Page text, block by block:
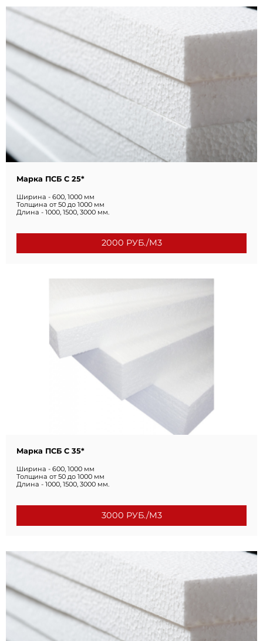
Марка ПСБ С 25*
Ширина - 600, 1000 мм
Толщина от 50 до 1000 мм
Длина - 1000, 1500, 3000 мм.
2000 РУБ./М3